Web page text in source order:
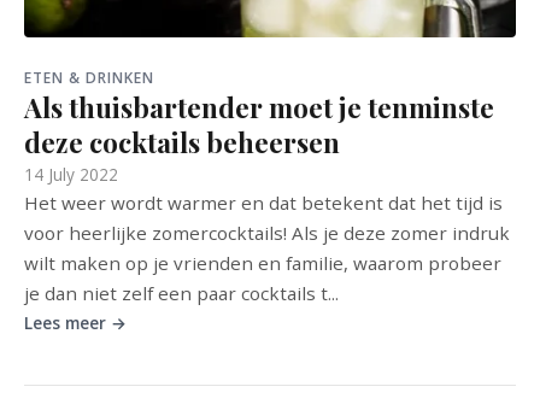
ETEN & DRINKEN
Als thuisbartender moet je tenminste
deze cocktails beheersen
14 July 2022
Het weer wordt warmer en dat betekent dat het tijd is
voor heerlijke zomercocktails! Als je deze zomer indruk
wilt maken op je vrienden en familie, waarom probeer
je dan niet zelf een paar cocktails t...
Lees meer →